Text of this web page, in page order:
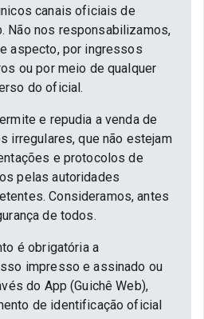
canais oficiais de
Não nos responsabilizamos,
aspecto, por ingressos
ou por meio de qualquer
do oficial.
e repudia a venda de
irregulares, que não estejam
e protocolos de
pelas autoridades
Consideramos, antes
de todos.
é obrigatória a
impresso e assinado ou
do App (Guichê Web),
de identificação oficial